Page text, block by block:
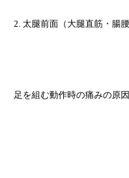
2. 太腿前面（大腿直筋・腸
足を組む動作時の痛みの原